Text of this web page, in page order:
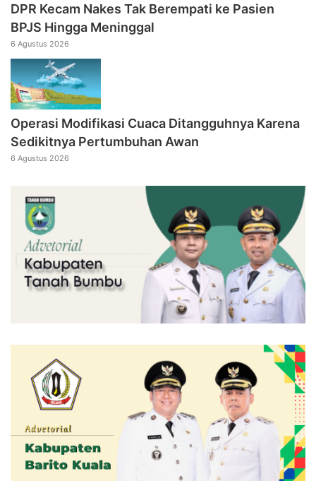
DPR Kecam Nakes Tak Berempati ke Pasien
BPJS Hingga Meninggal
6 Agustus 2026
Operasi Modifikasi Cuaca Ditangguhnya Karena
Sedikitnya Pertumbuhan Awan
6 Agustus 2026